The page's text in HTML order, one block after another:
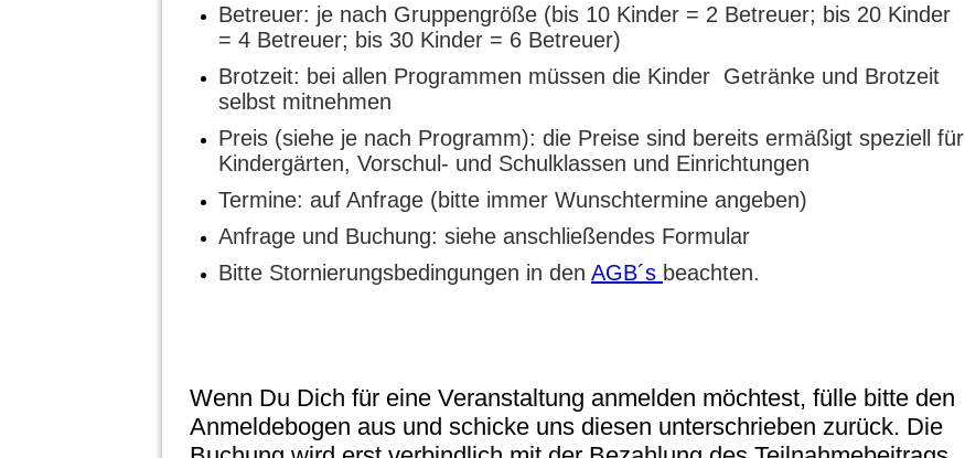
Betreuer: je nach Gruppengröße (bis 10 Kinder = 2 Betreuer; bis 20 Kinder
= 4 Betreuer; bis 30 Kinder = 6 Betreuer)
Brotzeit: bei allen Programmen müssen die Kinder Getränke und Brotzeit
selbst mitnehmen
Preis (siehe je nach Programm): die Preise sind bereits ermäßigt speziell für
Kindergärten, Vorschul- und Schulklassen und Einrichtungen
Termine: auf Anfrage (bitte immer Wunschtermine angeben)
Anfrage und Buchung: siehe anschließendes Formular
Bitte Stornierungsbedingungen in den AGB´s beachten.
Wenn Du Dich für eine Veranstaltung anmelden möchtest, fülle bitte den
Anmeldebogen aus und schicke uns diesen unterschrieben zurück. Die